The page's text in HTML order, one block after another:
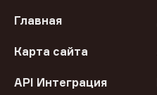
Главная
Карта сайта
API Интеграция